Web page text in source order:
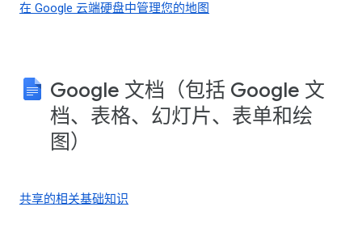
在 Google 云端硬盘中管理您的地图
Google 文档（包括 Google 文
档、表格、幻灯片、表单和绘
图）
共享的相关基础知识